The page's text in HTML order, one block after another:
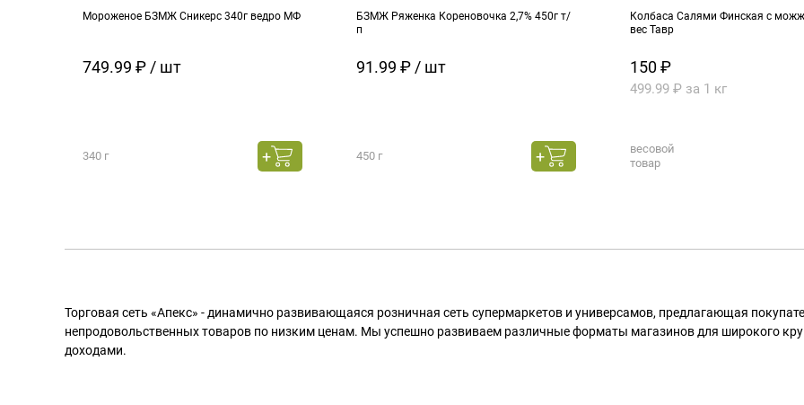
Мороженое БЗМЖ Сникерс 340г ведро МФ
749.99 ₽ / шт
340 г
БЗМЖ Ряженка Кореновочка 2,7% 450г т/
п
91.99 ₽ / шт
450 г
Колбаса Салями Финская с
вес Тавр
150 ₽
499.99 ₽ за 1 кг
весовой
товар
Торговая сеть «Апекс» - динамично развивающаяся розничная сеть супермаркетов и универсамов, предлагающая
непродовольственных товаров по низким ценам. Мы успешно развиваем различные форматы магазинов для широкого
доходами.